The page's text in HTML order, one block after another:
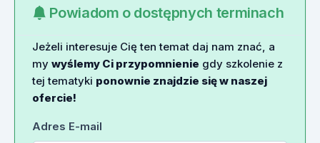
Powiadom o dostępnych terminach
Jeżeli interesuje Cię ten temat daj nam znać, a
my wyślemy Ci przypomnienie gdy szkolenie z
tej tematyki ponownie znajdzie się w naszej
ofercie!
Adres E-mail